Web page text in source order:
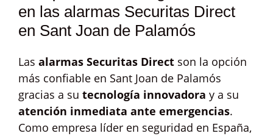
en las alarmas Securitas Direct
en Sant Joan de Palamós
Las alarmas Securitas Direct son la opción
más confiable en Sant Joan de Palamós
gracias a su tecnología innovadora y a su
atención inmediata ante emergencias.
Como empresa líder en seguridad en España,